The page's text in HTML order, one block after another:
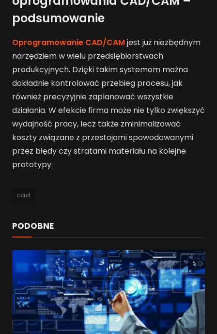
podsumowanie
Oprogramowanie CAD/CAMjest już niezbędnym
narzędziem w wielu przedsiębiorstwach
produkcyjnych. Dzięki takim systemom można
dokładnie kontrolować przebieg procesu, jak
również precyzyjnie zaplanować wszystkie
działania. W efekcie firma może nie tylko zwiększyć
wydajność pracy, lecz także zminimalizować
koszty związane z przestojami spowodowanymi
przez błędy czy stratami materiału na kolejne
prototypy.
cad
PODOBNE